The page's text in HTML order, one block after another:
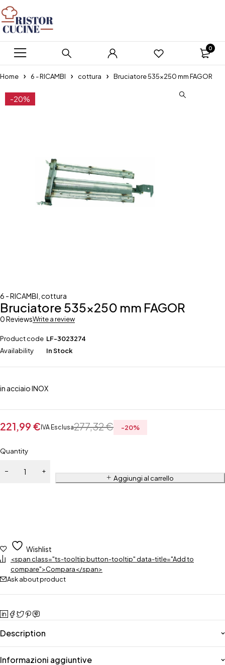
0
Home 6 - RICAMBI cottura Bruciatore 535×250 mm FAGOR
-20%
6 - RICAMBI cottura
Bruciatore 535×250 mm FAGOR
0 ReviewsWrite a review
Product code LF-3023274
Availability
In Stock
in acciaio INOX
277,32€
221,99 € IVA Esclusa -20%
Quantity
Aggiungi al carrello
Wishlist
<span class="ts-tooltip button-tooltip" data-title="Add to
compare">Compara</span>
Ask about product
Description
Informazioni aggiuntive